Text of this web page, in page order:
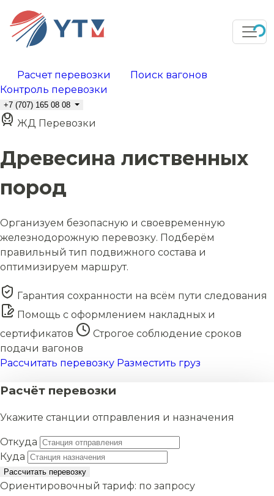
Расчет перевозки
Поиск вагонов
Контроль перевозки
+7 (707) 165 08 08
ЖД Перевозки
Древесина лиственных
пород
Организуем безопасную и своевременную
железнодорожную перевозку. Подберём
правильный тип подвижного состава и
оптимизируем маршрут.
Гарантия сохранности на всём пути следования
Помощь с оформлением накладных и
сертификатов
Строгое соблюдение сроков
подачи вагонов
Рассчитать перевозку Разместить груз
Расчёт перевозки
Укажите станции отправления и назначения
Откуда
Куда
Рассчитать перевозку
Ориентировочный тариф: по запросу